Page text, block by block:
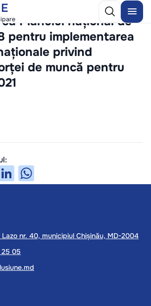
Planului național de
pentru implementarea
privind
de muncă pentru
LinkedIn
Lazo nr. 40, municipiul Chișinău, MD-2004
25 05